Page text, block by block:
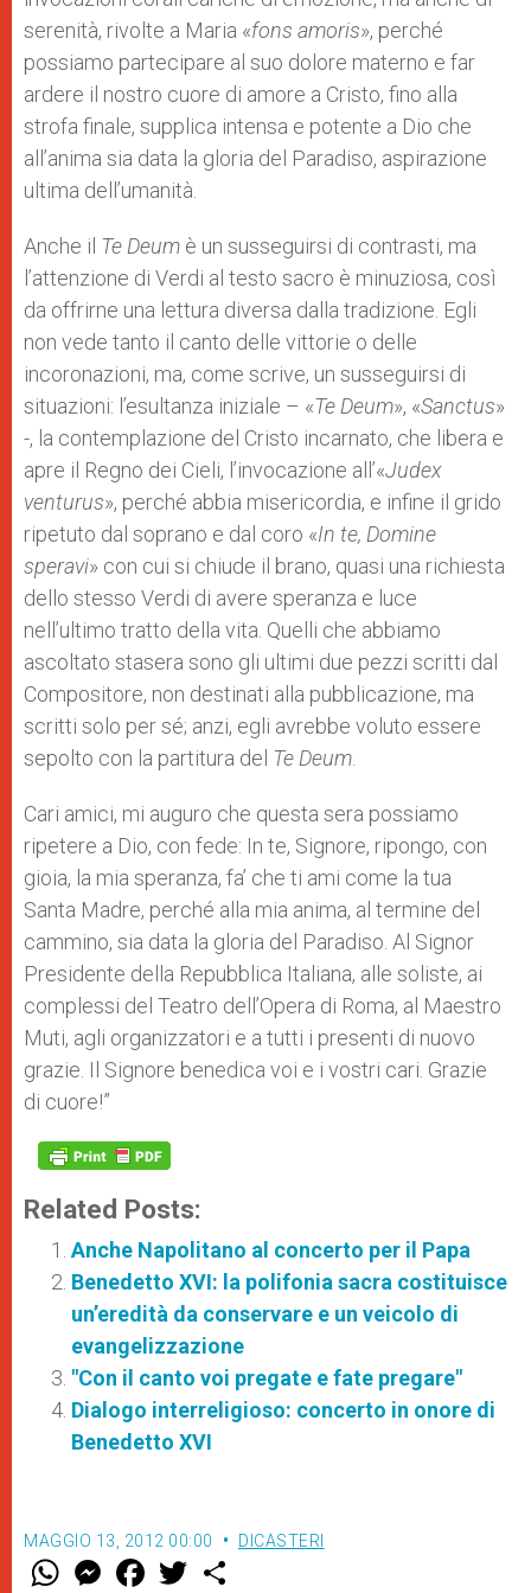
serenità, rivolte a Maria «fons amoris», perché
possiamo partecipare al suo dolore materno e far
ardere il nostro cuore di amore a Cristo, fino alla
strofa finale, supplica intensa e potente a Dio che
all’anima sia data la gloria del Paradiso, aspirazione
ultima dell’umanità.
Anche il Te Deum è un susseguirsi di contrasti, ma
l’attenzione di Verdi al testo sacro è minuziosa, così
da offrirne una lettura diversa dalla tradizione. Egli
non vede tanto il canto delle vittorie o delle
incoronazioni, ma, come scrive, un susseguirsi di
situazioni: l’esultanza iniziale – «Te Deum», «Sanctus»
-, la contemplazione del Cristo incarnato, che libera e
apre il Regno dei Cieli, l’invocazione all’«Judex
venturus», perché abbia misericordia, e infine il grido
ripetuto dal soprano e dal coro «In te, Domine
speravi» con cui si chiude il brano, quasi una richiesta
dello stesso Verdi di avere speranza e luce
nell’ultimo tratto della vita. Quelli che abbiamo
ascoltato stasera sono gli ultimi due pezzi scritti dal
Compositore, non destinati alla pubblicazione, ma
scritti solo per sé; anzi, egli avrebbe voluto essere
sepolto con la partitura del Te Deum
Cari amici, mi auguro che questa sera possiamo
ripetere a Dio, con fede: In te, Signore, ripongo, con
gioia, la mia speranza, fa’ che ti ami come la tua
Santa Madre, perché alla mia anima, al termine del
cammino, sia data la gloria del Paradiso. Al Signor
Presidente della Repubblica Italiana, alle soliste, ai
complessi del Teatro dell’Opera di Roma, al Maestro
Muti, agli organizzatori e a tutti i presenti di nuovo
grazie. Il Signore benedica voi e i vostri cari. Grazie
di cuore!”
Related Posts:
Anche Napolitano al concerto per il Papa
Benedetto XVI: la polifonia sacra costituisce
un’eredità da conservare e un veicolo di
evangelizzazione
"Con il canto voi pregate e fate pregare"
Dialogo interreligioso: concerto in onore di
Benedetto XVI
MAGGIO 13, 2012 00:00 DICASTERI
W M
e
F
a w